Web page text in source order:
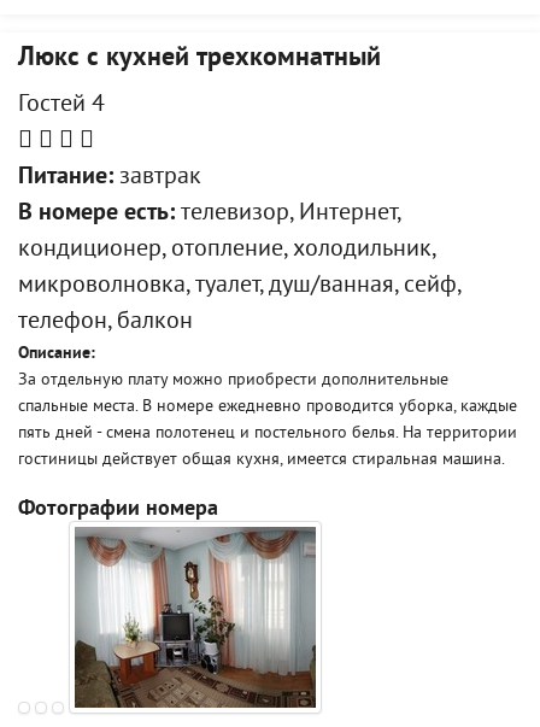
Люкс с кухней трехкомнатный
Гостей 4
Питание: завтрак
В номере есть: телевизор, Интернет,
кондиционер, отопление, холодильник,
микроволновка, туалет, душ/ванная, сейф,
телефон, балкон
Описание:
За отдельную плату можно приобрести дополнительные
спальные места. В номере ежедневно проводится уборка, каждые
пять дней - смена полотенец и постельного белья. На территории
гостиницы действует общая кухня, имеется стиральная машина.
Фотографии номера